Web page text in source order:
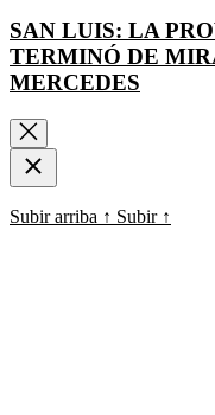
SAN LUIS: LA
TERMINÓ DE
MERCEDES
Subir arriba ↑ Subir ↑